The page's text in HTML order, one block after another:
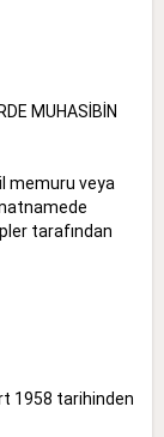
MUHASİBİN
memuru veya
tarafından
1958 tarihinden